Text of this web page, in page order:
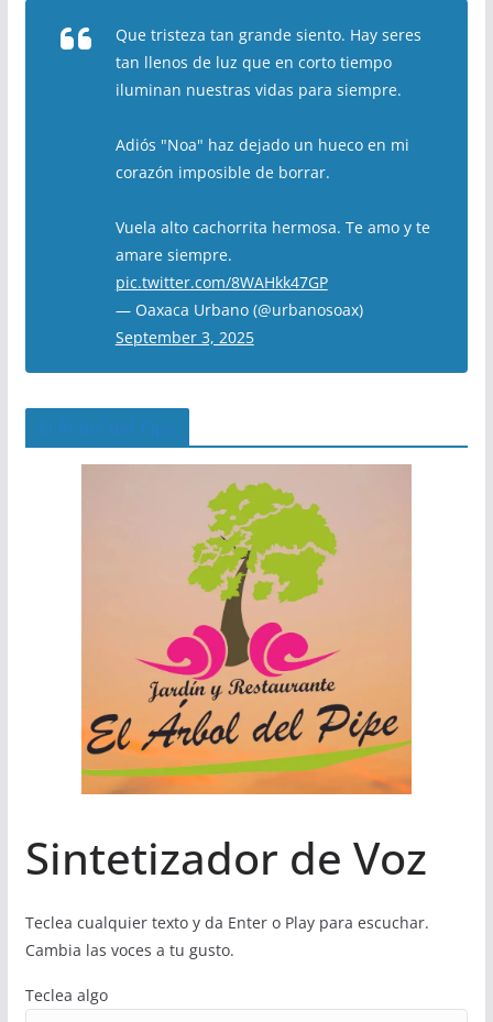
Que tristeza tan grande siento. Hay seres
tan llenos de luz que en corto tiempo
iluminan nuestras vidas para siempre.
Adiós "Noa" haz dejado un hueco en mi
corazón imposible de borrar.
Vuela alto cachorrita hermosa. Te amo y te
amare siempre.
pic.twitter.com/8WAHkk47GP
— Oaxaca Urbano (@urbanosoax)
September 3, 2025
Sintetizador de Voz
Teclea cualquier texto y da Enter o Play para escuchar.
Cambia las voces a tu gusto.
Teclea algo